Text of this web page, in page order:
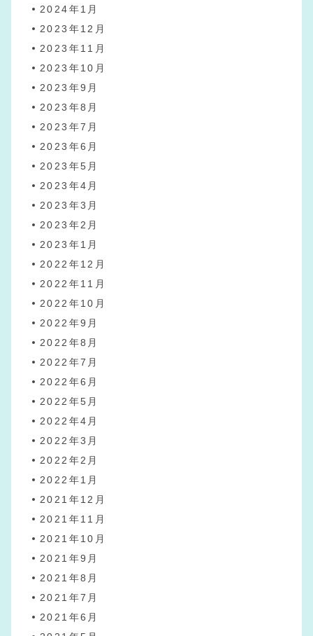
2024年1月
2023年12月
2023年11月
2023年10月
2023年9月
2023年8月
2023年7月
2023年6月
2023年5月
2023年4月
2023年3月
2023年2月
2023年1月
2022年12月
2022年11月
2022年10月
2022年9月
2022年8月
2022年7月
2022年6月
2022年5月
2022年4月
2022年3月
2022年2月
2022年1月
2021年12月
2021年11月
2021年10月
2021年9月
2021年8月
2021年7月
2021年6月